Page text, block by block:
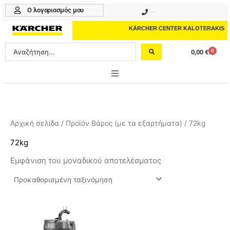
Μετάβαση
περιεχόμενο
Ο λογαριασμός μου
KÄRCHER CENTER KALOTERAKIS
Search
...
0,00 € 0
Cart
PROFESSIONAL
ΑΞΕΣΟΥΑΡ
ΚΑΘΑΡΙΣΤΙΚΑ
Αρχική σελίδα / Προϊόν Βάρος (με τα εξαρτήματα) / 72kg
72kg
Εμφάνιση του μοναδικού αποτελέσματος